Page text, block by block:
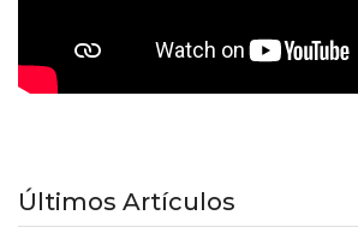
Últimos Artículos